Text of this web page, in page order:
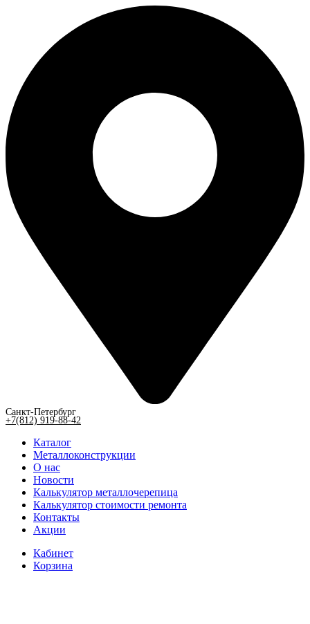
Санкт-Петербург
+7(812) 919-88-42
Каталог
Металлоконструкции
О нас
Новости
Калькулятор металлочерепица
Калькулятор стоимости ремонта
Контакты
Акции
Кабинет
Корзина